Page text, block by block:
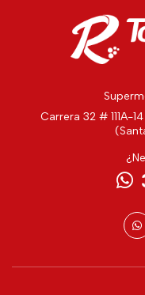
Carrera 32 # 111A-